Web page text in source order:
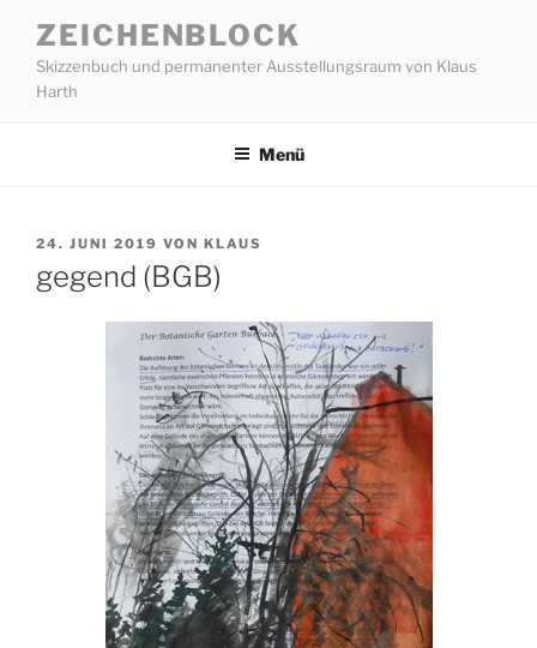
Inhalt
springen
ZEICHENBLOCK
Skizzenbuch und permanenter Ausstellungsraum von Klaus
Harth
Menü
VERÖFFENTLICHT
24. JUNI 2019 VON KLAUS
gegend (BGB)